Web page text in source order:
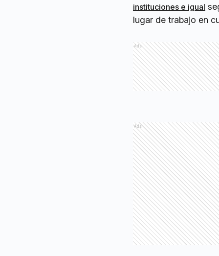
instituciones e igual
lugar de trabajo en
Ads
Ads